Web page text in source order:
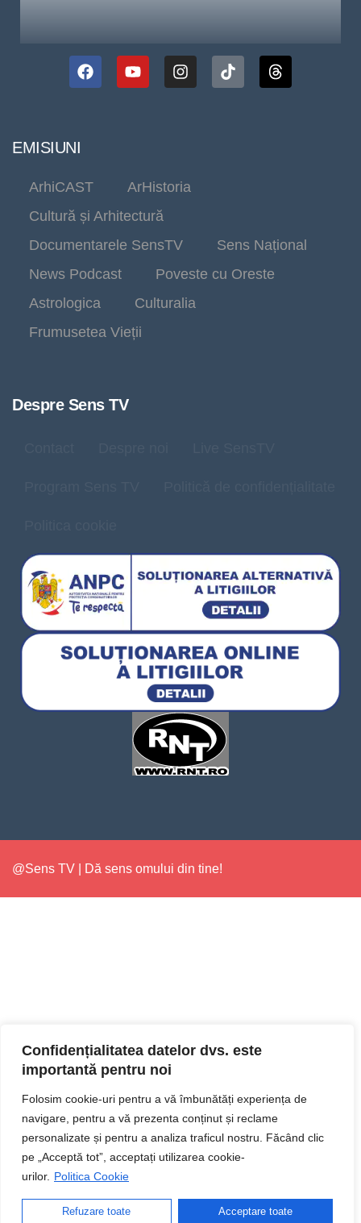
Confidențialitatea datelor dvs. este
importantă pentru noi
Folosim cookie-uri pentru a vă îmbunătăți experiența de
navigare, pentru a vă prezenta conținut și reclame
personalizate și pentru a analiza traficul nostru. Făcând clic
pe „Acceptă tot”, acceptați utilizarea cookie-
urilor. Politica Cookie
Refuzare toate Acceptare toate
EMISIUNI
ArhiCAST
ArHistoria
Cultură și Arhitectură
Documentarele SensTV
Sens Național
News Podcast
Poveste cu Oreste
Astrologica
Culturalia
Frumusetea Vieții
Despre Sens TV
@Sens TV | Dă sens omului din tine!